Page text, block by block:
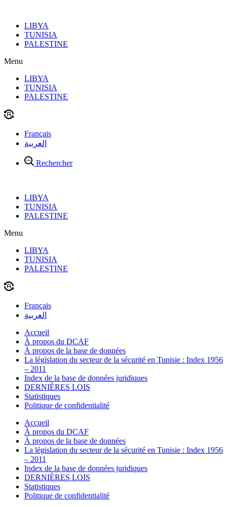
contenuLIBYA
TUNISIA
PALESTINE
Menu
LIBYA
TUNISIA
PALESTINE
Français
العربية
Rechercher
LIBYA
TUNISIA
PALESTINE
Menu
LIBYA
TUNISIA
PALESTINE
Français
العربية
Accueil
À propos du DCAF
À propos de la base de données
La législation du secteur de la sécurité en Tunisie : Index 1956
– 2011
Index de la base de données juridiques
DERNIÈRES LOIS
Statistiques
Politique de confidentialité
Accueil
À propos du DCAF
À propos de la base de données
La législation du secteur de la sécurité en Tunisie : Index 1956
– 2011
Index de la base de données juridiques
DERNIÈRES LOIS
Statistiques
Politique de confidentialité